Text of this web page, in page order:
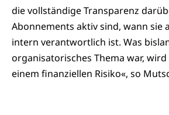
die vollständige Transparenz
Abonnements aktiv sind, wann sie
intern verantwortlich ist. Was
organisatorisches Thema war,
einem finanziellen Risiko«, so